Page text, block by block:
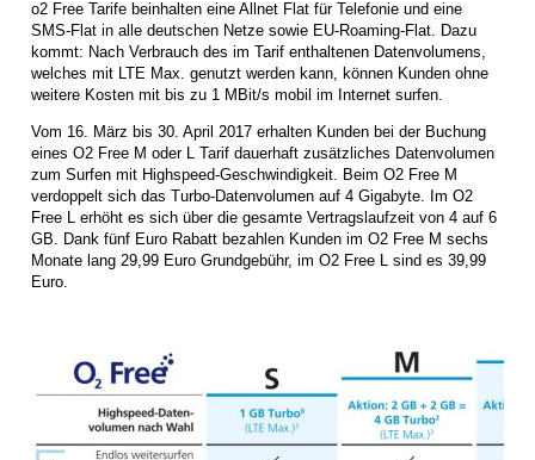
o2 Free Tarife beinhalten eine Allnet Flat für Telefonie und eine
SMS-Flat in alle deutschen Netze sowie EU-Roaming-Flat. Dazu
kommt: Nach Verbrauch des im Tarif enthaltenen Datenvolumens,
welches mit LTE Max. genutzt werden kann, können Kunden ohne
weitere Kosten mit bis zu 1 MBit/s mobil im Internet surfen.
Vom 16. März bis 30. April 2017 erhalten Kunden bei der Buchung
eines O2 Free M oder L Tarif dauerhaft zusätzliches Datenvolumen
zum Surfen mit Highspeed-Geschwindigkeit. Beim O2 Free M
verdoppelt sich das Turbo-Datenvolumen auf 4 Gigabyte. Im O2
Free L erhöht es sich über die gesamte Vertragslaufzeit von 4 auf 6
GB. Dank fünf Euro Rabatt bezahlen Kunden im O2 Free M sechs
Monate lang 29,99 Euro Grundgebühr, im O2 Free L sind es 39,99
Euro.